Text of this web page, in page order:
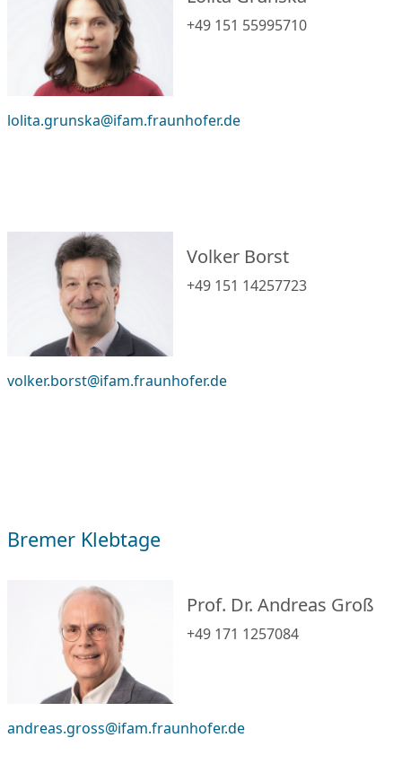
+49 151 55995710
lolita.grunska@ifam.fraunhofer.de
Volker Borst
+49 151 14257723
volker.borst@ifam.fraunhofer.de
Bremer Klebtage
Prof. Dr. Andreas Groß
+49 171 1257084
andreas.gross@ifam.fraunhofer.de